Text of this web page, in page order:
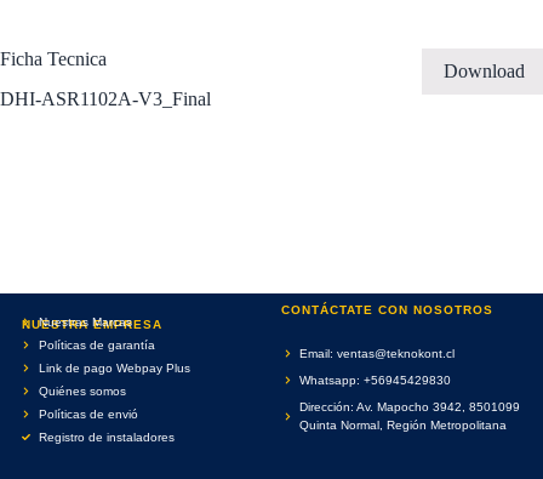
Ficha Tecnica
Download
DHI-ASR1102A-V3_Final
NUESTRA EMPRESA
Nuestras Marcas
Políticas de garantía
Link de pago Webpay Plus
Quiénes somos
Políticas de envió
Registro de instaladores
CONTÁCTATE CON NOSOTROS
Email: ventas@teknokont.cl
Whatsapp: +56945429830
Dirección: Av. Mapocho 3942, 8501099
Quinta Normal, Región Metropolitana